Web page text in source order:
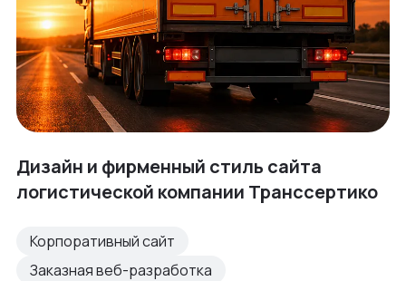
Дизайн и фирменный стиль сайта
логистической компании Транссертико
Корпоративный сайт
Заказная веб-разработка